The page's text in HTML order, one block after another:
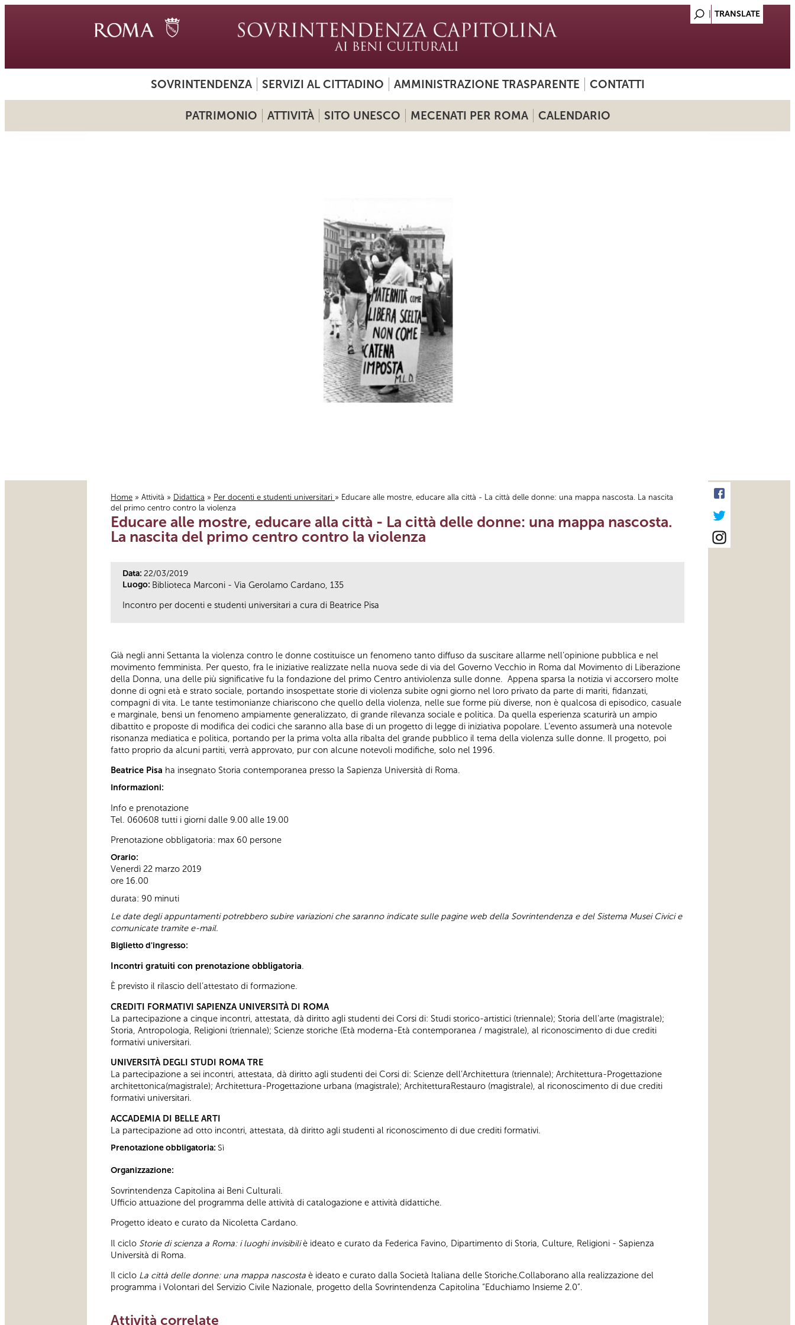
SOVRINTENDENZA SERVIZI AL CITTADINO AMMINISTRAZIONE TRASPARENTE CONTATTI
PATRIMONIO ATTIVITÀ SITO UNESCO MECENATI PER ROMA CALENDARIO
Tu sei qui
Home » Attività » Didattica » Per docenti e studenti universitari » Educare alle mostre, educare alla città - La città delle donne: una mappa nascosta. La nascita
del primo centro contro la violenza
Educare alle mostre, educare alla città - La città delle donne: una mappa nascosta.
La nascita del primo centro contro la violenza
Data: 22/03/2019
Luogo: Biblioteca Marconi - Via Gerolamo Cardano, 135
Incontro per docenti e studenti universitari a cura di Beatrice Pisa
Già negli anni Settanta la violenza contro le donne costituisce un fenomeno tanto diffuso da suscitare allarme nell’opinione pubblica e nel
movimento femminista. Per questo, fra le iniziative realizzate nella nuova sede di via del Governo Vecchio in Roma dal Movimento di Liberazione
della Donna, una delle più significative fu la fondazione del primo Centro antiviolenza sulle donne. Appena sparsa la notizia vi accorsero molte
donne di ogni età e strato sociale, portando insospettate storie di violenza subite ogni giorno nel loro privato da parte di mariti, fidanzati,
compagni di vita. Le tante testimonianze chiariscono che quello della violenza, nelle sue forme più diverse, non è qualcosa di episodico, casuale
e marginale, bensì un fenomeno ampiamente generalizzato, di grande rilevanza sociale e politica. Da quella esperienza scaturirà un ampio
dibattito e proposte di modifica dei codici che saranno alla base di un progetto di legge di iniziativa popolare. L’evento assumerà una notevole
risonanza mediatica e politica, portando per la prima volta alla ribalta del grande pubblico il tema della violenza sulle donne. Il progetto, poi
fatto proprio da alcuni partiti, verrà approvato, pur con alcune notevoli modifiche, solo nel 1996.
Beatrice Pisa ha insegnato Storia contemporanea presso la Sapienza Università di Roma.
Informazioni:
Info e prenotazione
Tel. 060608 tutti i giorni dalle 9.00 alle 19.00
Prenotazione obbligatoria: max 60 persone
Orario:
Venerdì 22 marzo 2019
ore 16.00
durata: 90 minuti
Le date degli appuntamenti potrebbero subire variazioni che saranno indicate sulle pagine web della Sovrintendenza e del Sistema Musei Civici e
comunicate tramite e-mail.
Biglietto d'ingresso:
Incontri gratuiti con prenotazione obbligatoria.
È previsto il rilascio dell’attestato di formazione.
CREDITI FORMATIVI SAPIENZA UNIVERSITÀ DI ROMA
La partecipazione a cinque incontri, attestata, dà diritto agli studenti dei Corsi di: Studi storico-artistici (triennale); Storia dell’arte (magistrale);
Storia, Antropologia, Religioni (triennale); Scienze storiche (Età moderna-Età contemporanea / magistrale), al riconoscimento di due crediti
formativi universitari.
UNIVERSITÀ DEGLI STUDI ROMA TRE
La partecipazione a sei incontri, attestata, dà diritto agli studenti dei Corsi di: Scienze dell’Architettura (triennale); Architettura-Progettazione
architettonica(magistrale); Architettura-Progettazione urbana (magistrale); ArchitetturaRestauro (magistrale), al riconoscimento di due crediti
formativi universitari.
ACCADEMIA DI BELLE ARTI
La partecipazione ad otto incontri, attestata, dà diritto agli studenti al riconoscimento di due crediti formativi.
Prenotazione obbligatoria: Sì
Organizzazione:
Sovrintendenza Capitolina ai Beni Culturali.
Ufficio attuazione del programma delle attività di catalogazione e attività didattiche.
Progetto ideato e curato da Nicoletta Cardano.
Il ciclo Storie di scienza a Roma: i luoghi invisibiliè ideato e curato da Federica Favino, Dipartimento di Storia, Culture, Religioni - Sapienza
Università di Roma.
Il ciclo La città delle donne: una mappa nascosta è ideato e curato dalla Società Italiana delle Storiche.Collaborano alla realizzazione del
programma i Volontari del Servizio Civile Nazionale, progetto della Sovrintendenza Capitolina “Educhiamo Insieme 2.0”.
Attività correlate